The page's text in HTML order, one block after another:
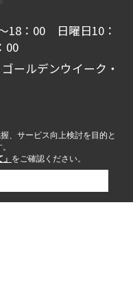
18：00 日曜日10：
00
ールデンウイーク・
、サービス向上検討を目的と
をご確認ください。